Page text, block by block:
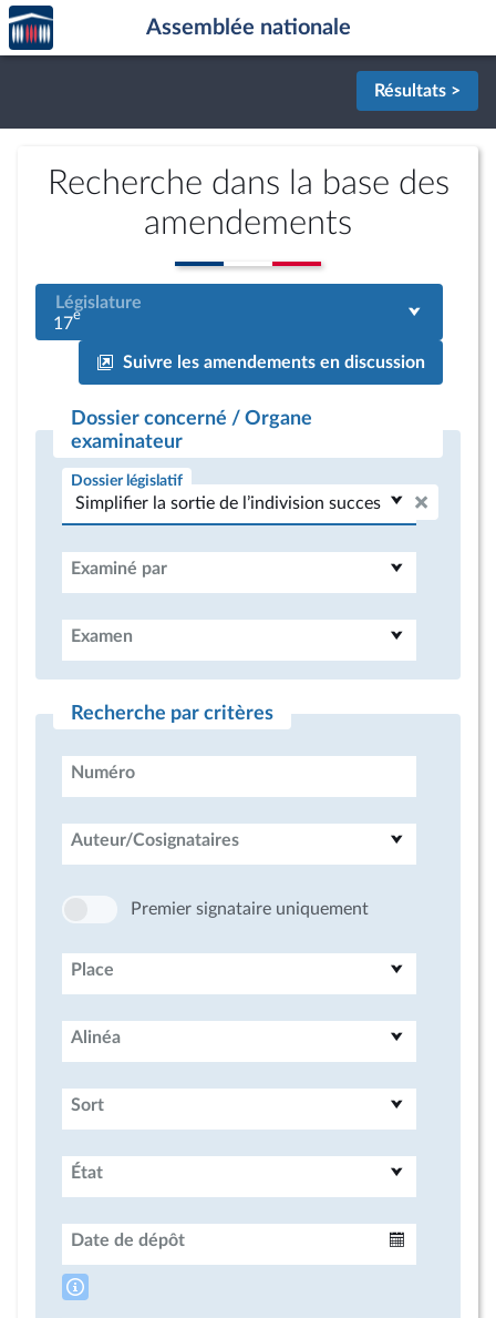
Aller au contenu
Aller en bas de la page
Accèder
à la
page
Assemblée nationale
Résultats >
Recherche dans la base des
amendements
Législature
17e
Suivre les amendements en discussion
Dossier concerné / Organe
examinateur
Dossier législatif
Examiné par
Examen
Recherche par critères
Numéro
Auteur/Cosignataires
Premier signataire uniquement
Place
Alinéa
Sort
État
Date de dépôt